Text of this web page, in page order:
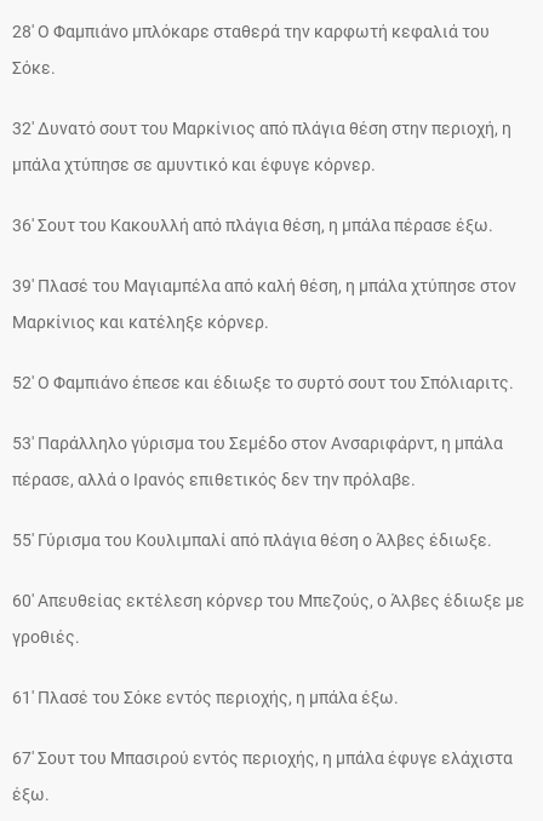
28′ Ο Φαμπιάνο μπλόκαρε σταθερά την καρφωτή κεφαλιά του
Σόκε.
32′ Δυνατό σουτ του Μαρκίνιος από πλάγια θέση στην περιοχή, η
μπάλα χτύπησε σε αμυντικό και έφυγε κόρνερ.
36′ Σουτ του Κακουλλή από πλάγια θέση, η μπάλα πέρασε έξω.
39′ Πλασέ του Μαγιαμπέλα από καλή θέση, η μπάλα χτύπησε στον
Μαρκίνιος και κατέληξε κόρνερ.
52′ Ο Φαμπιάνο έπεσε και έδιωξε το συρτό σουτ του Σπόλιαριτς.
53′ Παράλληλο γύρισμα του Σεμέδο στον Ανσαριφάρντ, η μπάλα
πέρασε, αλλά ο Ιρανός επιθετικός δεν την πρόλαβε.
55′ Γύρισμα του Κουλιμπαλί από πλάγια θέση ο Άλβες έδιωξε.
60′ Απευθείας εκτέλεση κόρνερ του Μπεζούς, ο Άλβες έδιωξε με
γροθιές.
61′ Πλασέ του Σόκε εντός περιοχής, η μπάλα έξω.
67′ Σουτ του Μπασιρού εντός περιοχής, η μπάλα έφυγε ελάχιστα
έξω.